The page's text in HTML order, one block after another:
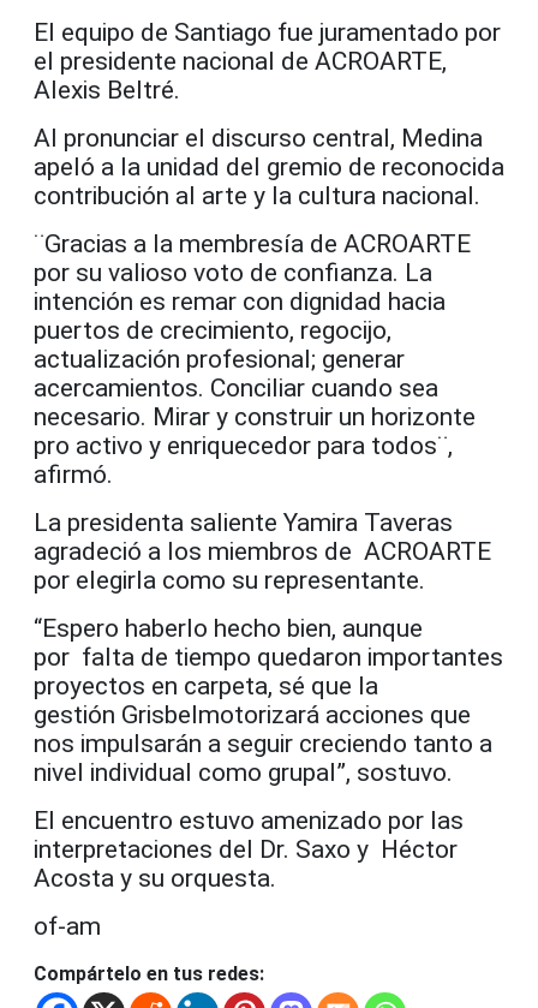
El equipo de Santiago fue juramentado por
el presidente nacional de ACROARTE,
Alexis Beltré.
Al pronunciar el discurso central, Medina
apeló a la unidad del gremio de reconocida
contribución al arte y la cultura nacional.
¨Gracias a la membresía de ACROARTE
por su valioso voto de confianza. La
intención es remar con dignidad hacia
puertos de crecimiento, regocijo,
actualización profesional; generar
acercamientos. Conciliar cuando sea
necesario. Mirar y construir un horizonte
pro activo y enriquecedor para todos¨,
afirmó.
La presidenta saliente Yamira Taveras
agradeció a los miembros de ACROARTE
por elegirla como su representante.
“Espero haberlo hecho bien, aunque
por falta de tiempo quedaron importantes
proyectos en carpeta, sé que la
gestión Grisbelmotorizará acciones que
nos impulsarán a seguir creciendo tanto a
nivel individual como grupal”, sostuvo.
El encuentro estuvo amenizado por las
interpretaciones del Dr. Saxo y Héctor
Acosta y su orquesta.
of-am
Compártelo en tus redes: